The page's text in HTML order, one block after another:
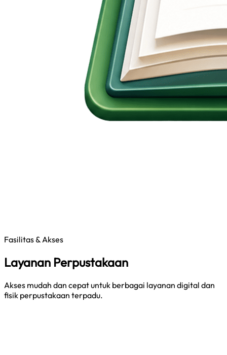
Fasilitas & Akses
Layanan Perpustakaan
Akses mudah dan cepat untuk berbagai layanan digital dan
fisik perpustakaan terpadu.